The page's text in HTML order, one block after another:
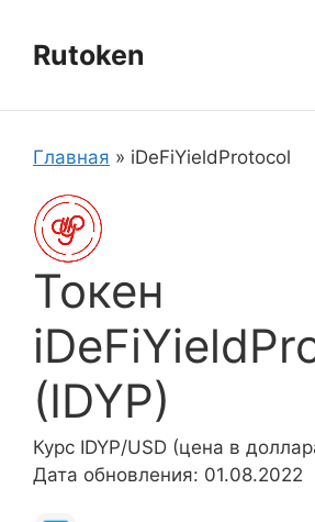
содержимому
Rutoken
Главная » iDeFiYieldProtocol
Токен
(IDYP)
Курс IDYP/USD (цена в
Дата обновления: 01.08.2022